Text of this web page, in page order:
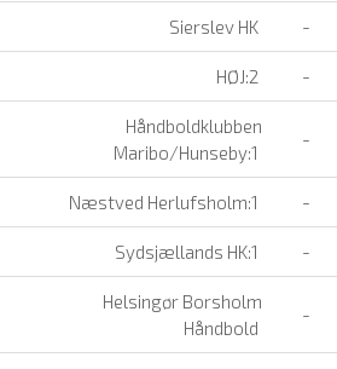
Sierslev HK -
HØJ:2 -
Håndboldklubben
Maribo/Hunseby:1
-
Næstved Herlufsholm:1 -
Sydsjællands HK:1 -
Helsingør Borsholm
Håndbold
-